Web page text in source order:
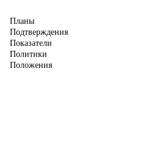
Планы
Подтверждения
Показатели
Политики
Положения